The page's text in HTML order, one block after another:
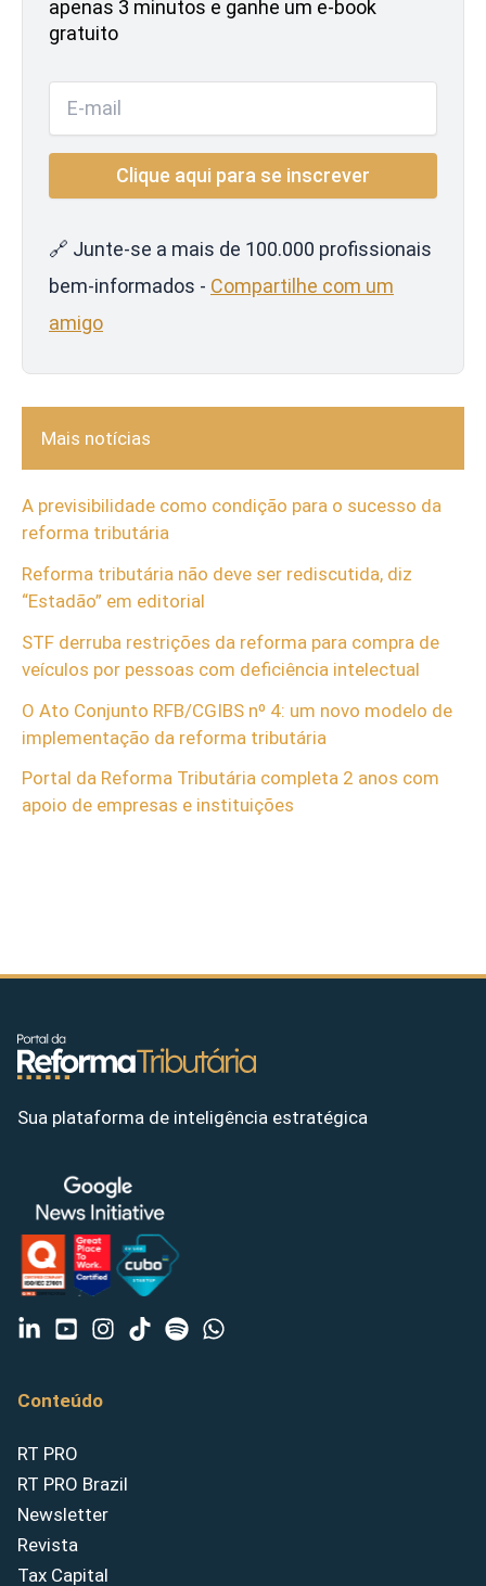
apenas 3 minutos e ganhe um e-book
gratuito
🔗 Junte-se a mais de 100.000 profissionais
bem-informados - Compartilhe com um
amigo
Mais notícias
A previsibilidade como condição para o sucesso da
reforma tributária
Reforma tributária não deve ser rediscutida, diz
“Estadão” em editorial
STF derruba restrições da reforma para compra de
veículos por pessoas com deficiência intelectual
O Ato Conjunto RFB/CGIBS nº 4: um novo modelo de
implementação da reforma tributária
Portal da Reforma Tributária completa 2 anos com
apoio de empresas e instituições
Sua plataforma de inteligência estratégica
Conteúdo
RT PRO
RT PRO Brazil
Newsletter
Revista
Tax Capital